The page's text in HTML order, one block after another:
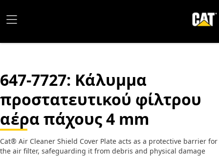
647-7727: Κάλυμμα
προστατευτικού φίλτρου
αέρα πάχους 4 mm
Cat® Air Cleaner Shield Cover Plate acts as a protective barrier for
the air filter, safeguarding it from debris and physical damage